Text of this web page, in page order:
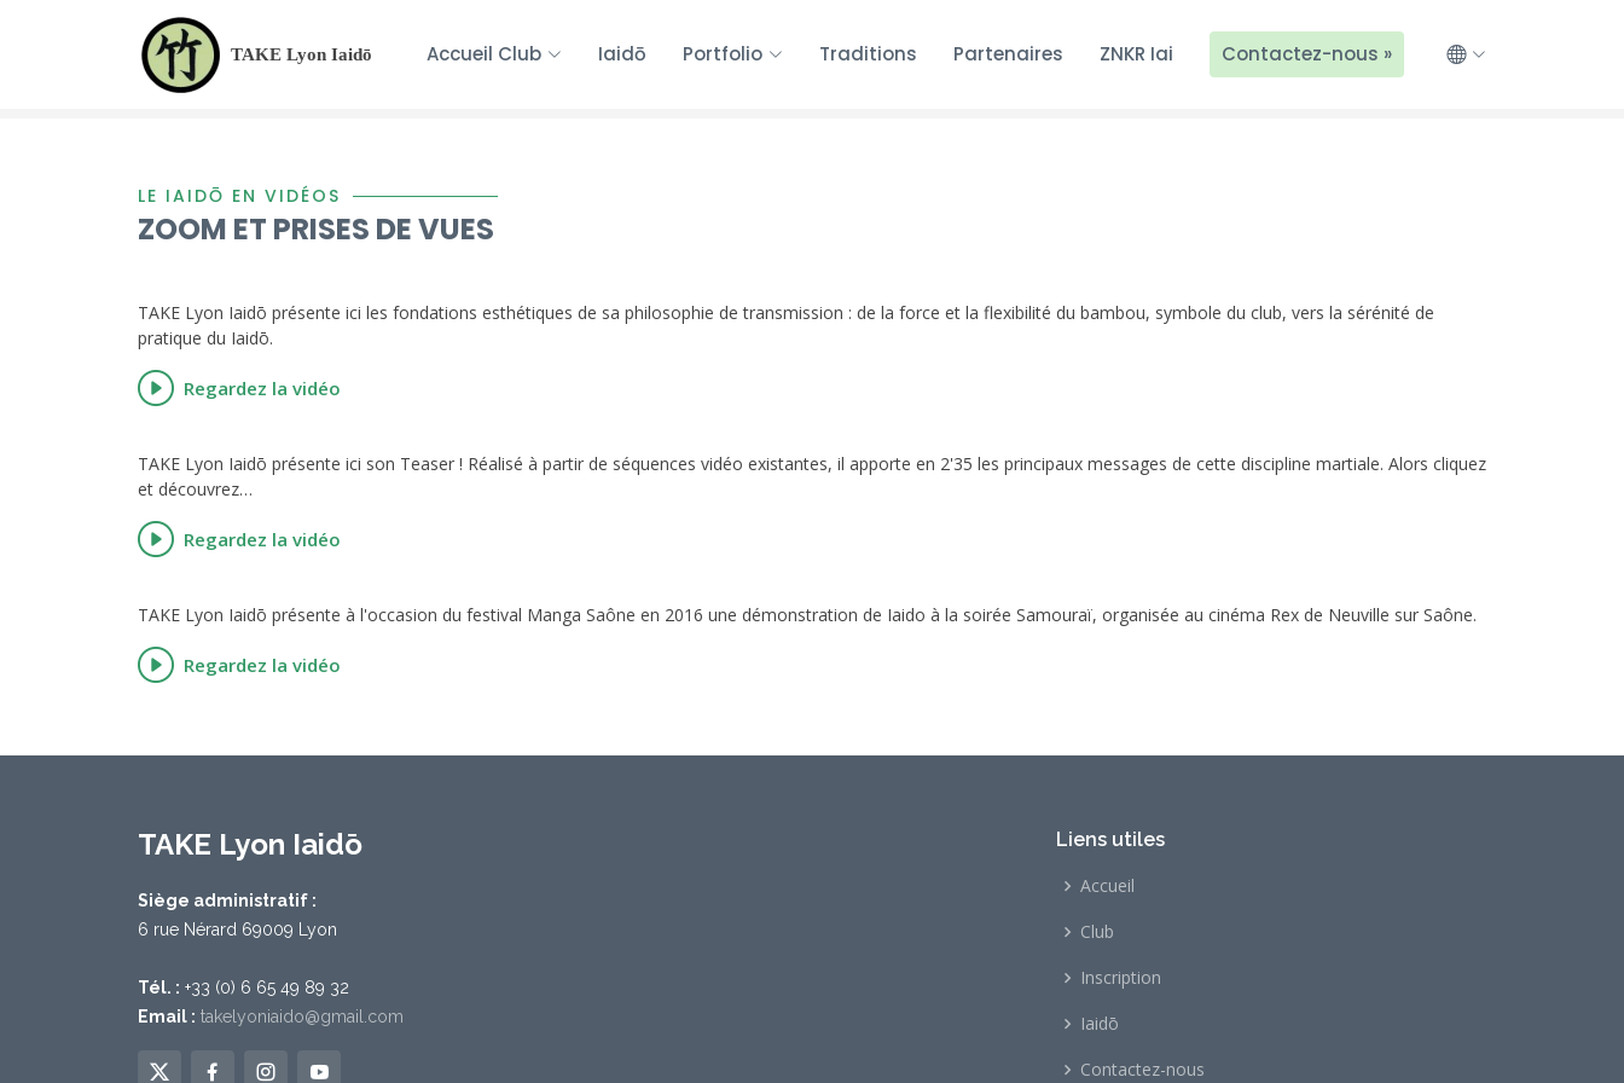
TAKE Lyon Iaidō Accueil Club Iaidō Portfolio Traditions Partenaires ZNKR Iai Contactez-nous »
LE IAIDŌ EN VIDÉOS
ZOOM ET PRISES DE VUES
TAKE Lyon Iaidō présente ici les fondations esthétiques de sa philosophie de transmission : de la force et la flexibilité du bambou, symbole du club, vers la sérénité de
pratique du Iaidō.
Regardez la vidéo
TAKE Lyon Iaidō présente ici son Teaser ! Réalisé à partir de séquences vidéo existantes, il apporte en 2'35 les principaux messages de cette discipline martiale. Alors cliquez
et découvrez…
Regardez la vidéo
TAKE Lyon Iaidō présente à l'occasion du festival Manga Saône en 2016 une démonstration de Iaido à la soirée Samouraï, organisée au cinéma Rex de Neuville sur Saône.
Regardez la vidéo
TAKE Lyon Iaidō
Siège administratif :
6 rue Nérard 69009 Lyon
Tél. : +33 (0) 6 65 49 89 32
Email : takelyoniaido@gmail.com
Liens utiles
Accueil
Club
Inscription
Iaidō
Contactez-nous